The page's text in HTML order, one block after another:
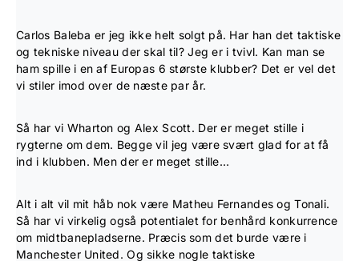
Carlos Baleba er jeg ikke helt solgt på. Har han det taktiske
og tekniske niveau der skal til? Jeg er i tvivl. Kan man se
ham spille i en af Europas 6 største klubber? Det er vel det
vi stiler imod over de næste par år.
Så har vi Wharton og Alex Scott. Der er meget stille i
rygterne om dem. Begge vil jeg være svært glad for at få
ind i klubben. Men der er meget stille…
Alt i alt vil mit håb nok være Matheu Fernandes og Tonali.
Så har vi virkelig også potentialet for benhård konkurrence
om midtbanepladserne. Præcis som det burde være i
Manchester United. Og sikke nogle taktiske